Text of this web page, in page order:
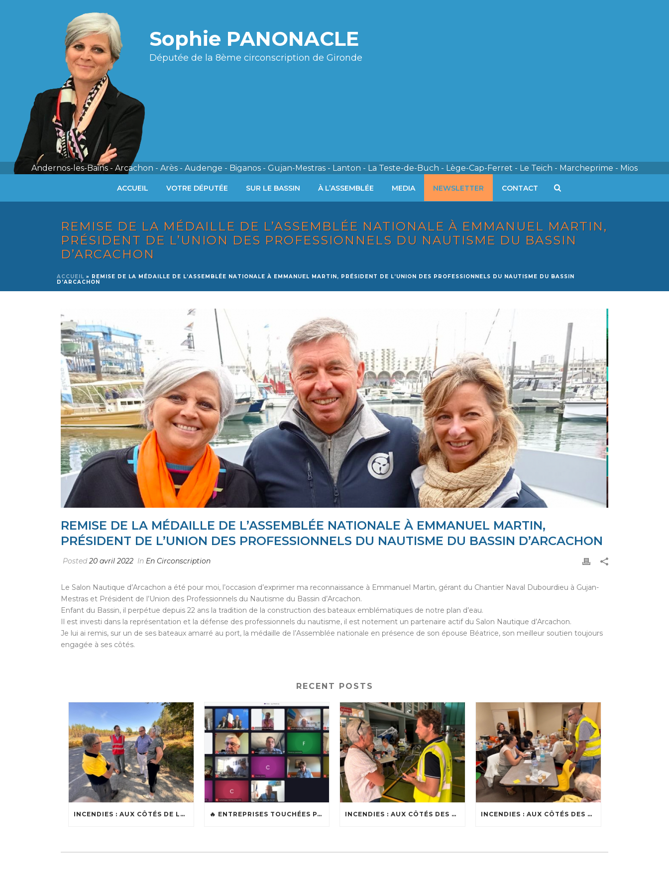
Sophie PANONACLE
Députée de la 8ème circonscription de Gironde
Andernos-les-Bains - Arcachon - Arès - Audenge - Biganos - Gujan-Mestras - Lanton - La Teste-de-Buch - Lège-Cap-Ferret - Le Teich - Marcheprime - Mios
ACCUEIL VOTRE DÉPUTÉE SUR LE BASSIN À L’ASSEMBLÉE MEDIA NEWSLETTER CONTACT
REMISE DE LA MÉDAILLE DE L’ASSEMBLÉE NATIONALE À EMMANUEL MARTIN,
PRÉSIDENT DE L’UNION DES PROFESSIONNELS DU NAUTISME DU BASSIN
D’ARCACHON
ACCUEIL » REMISE DE LA MÉDAILLE DE L’ASSEMBLÉE NATIONALE À EMMANUEL MARTIN, PRÉSIDENT DE L’UNION DES PROFESSIONNELS DU NAUTISME DU BASSIN
D’ARCACHON
REMISE DE LA MÉDAILLE DE L’ASSEMBLÉE NATIONALE À EMMANUEL MARTIN,
PRÉSIDENT DE L’UNION DES PROFESSIONNELS DU NAUTISME DU BASSIN D’ARCACHON
Posted20 avril 2022 In En Circonscription
Le Salon Nautique d’Arcachon a été pour moi, l’occasion d’exprimer ma reconnaissance à Emmanuel Martin, gérant du Chantier Naval Dubourdieu à Gujan-
Mestras et Président de l’Union des Professionnels du Nautisme du Bassin d’Arcachon.
Enfant du Bassin, il perpétue depuis 22 ans la tradition de la construction des bateaux emblématiques de notre plan d’eau.
Il est investi dans la représentation et la défense des professionnels du nautisme, il est notement un partenaire actif du Salon Nautique d’Arcachon.
Je lui ai remis, sur un de ses bateaux amarré au port, la médaille de l’Assemblée nationale en présence de son épouse Béatrice, son meilleur soutien toujours
engagée à ses côtés.
RECENT POSTS
INCENDIES : AUX CÔTÉS DE LOÏC BALLONGUE, MAIRE DE LANTON 🔥 ENTREPRISES TOUCHÉES PAR LES INCENDIES : LES DISPOSITIFS D’ACCOMPAGNEMENT MIS EN PLACE AFIN DE SOUTENIR LES ENTREPRISES ET LES TRAVAILLEURS INDÉPENDANTS IMPACTÉS SUR LE BASSIN D’ARCACHON INCENDIES : AUX CÔTÉS DES SOIGNANTS INCENDIES : AUX CÔTÉS DES ÉVACUÉS DANS LES CENTRES D’ACCUEIL DU BASSIN